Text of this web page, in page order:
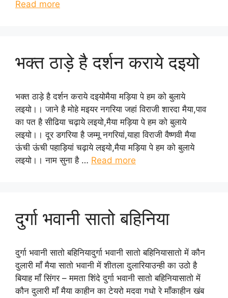
Read more
भक्त ठाड़े है दर्शन कराये दइयो
भक्त ठाड़े है दर्शन कराये दइयोमैया मड़िया पे हम को बुलाये
लइयो।। जाने है मोहे मइयर नगरिया जहां विराजी शारदा मैया,पाव
का पत है सीढिया चढ़ाये लइयो,मैया मड़िया पे हम को बुलाये
लइयो।। दूर डगरिया है जम्मू नगरियां,याहा विराजी वैष्णवी मैया
ऊंची ऊंची पहाड़ियां चढ़ाये लइयो,मैया मड़िया पे हम को बुलाये
लइयो।। नाम सुना है … Read more
दुर्गा भवानी सातो बहिनिया
दुर्गा भवानी सातो बहिनियादुर्गा भवानी सातो बहिनियासातो में कौन
दुलारी माँ मैया सातो भवानी में शीतला दुलारियाउन्ही का उठो है
बियाह माँ सिंगर – ममता शिंदे दुर्गा भवानी सातो बहिनियासातो में
कौन दुलारी माँ मैया काहीन का टेयरो मदवा गधो रे माँकाहीन खंब